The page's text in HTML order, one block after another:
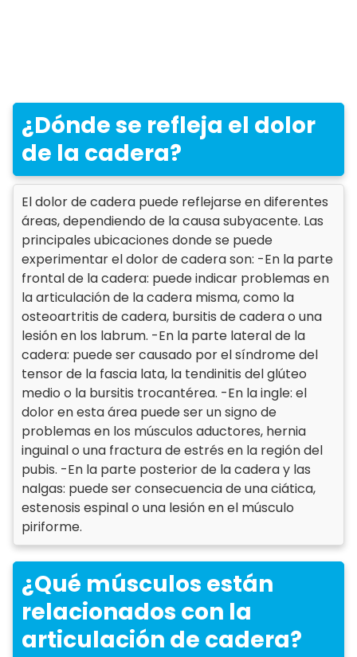
¿Dónde se refleja el dolor
de la cadera?
El dolor de cadera puede reflejarse en diferentes
áreas, dependiendo de la causa subyacente. Las
principales ubicaciones donde se puede
experimentar el dolor de cadera son: -En la parte
frontal de la cadera: puede indicar problemas en
la articulación de la cadera misma, como la
osteoartritis de cadera, bursitis de cadera o una
lesión en los labrum. -En la parte lateral de la
cadera: puede ser causado por el síndrome del
tensor de la fascia lata, la tendinitis del glúteo
medio o la bursitis trocantérea. -En la ingle: el
dolor en esta área puede ser un signo de
problemas en los músculos aductores, hernia
inguinal o una fractura de estrés en la región del
pubis. -En la parte posterior de la cadera y las
nalgas: puede ser consecuencia de una ciática,
estenosis espinal o una lesión en el músculo
piriforme.
¿Qué músculos están
relacionados con la
articulación de cadera?